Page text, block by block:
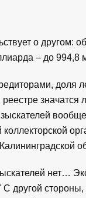
о другом:
– до 994,8
доля
нет…
другой